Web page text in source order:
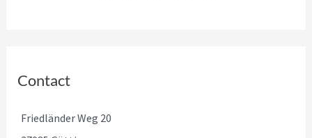
Contact
Friedländer Weg 20